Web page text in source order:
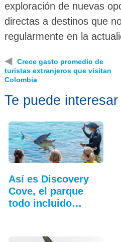
exploración de nuevas
directas a destinos que
regularmente en la
◀
Crece gasto promedio de
turistas extranjeros que visitan
Colombia
Te puede interesar
Así es Discovery
Cove, el parque
todo incluido